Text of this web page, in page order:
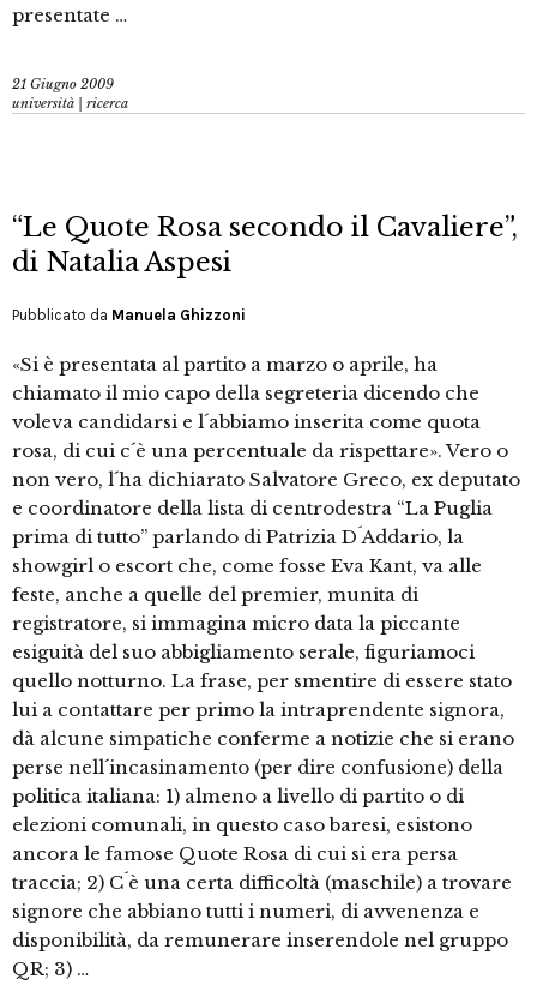
presentate …
21 Giugno 2009
università | ricerca
“Le Quote Rosa secondo il Cavaliere”,
di Natalia Aspesi
Pubblicato da Manuela Ghizzoni
«Si è presentata al partito a marzo o aprile, ha
chiamato il mio capo della segreteria dicendo che
voleva candidarsi e l´abbiamo inserita come quota
rosa, di cui c´è una percentuale da rispettare». Vero o
non vero, l´ha dichiarato Salvatore Greco, ex deputato
e coordinatore della lista di centrodestra “La Puglia
prima di tutto” parlando di Patrizia D´Addario, la
showgirl o escort che, come fosse Eva Kant, va alle
feste, anche a quelle del premier, munita di
registratore, si immagina micro data la piccante
esiguità del suo abbigliamento serale, figuriamoci
quello notturno. La frase, per smentire di essere stato
lui a contattare per primo la intraprendente signora,
dà alcune simpatiche conferme a notizie che si erano
perse nell´incasinamento (per dire confusione) della
politica italiana: 1) almeno a livello di partito o di
elezioni comunali, in questo caso baresi, esistono
ancora le famose Quote Rosa di cui si era persa
traccia; 2) C´è una certa difficoltà (maschile) a trovare
signore che abbiano tutti i numeri, di avvenenza e
disponibilità, da remunerare inserendole nel gruppo
QR; 3) …